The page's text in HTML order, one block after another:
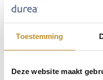
Toestemming
Deze website maakt